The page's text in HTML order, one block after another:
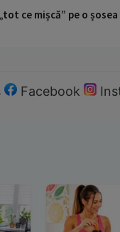
ce mișcă” pe o
Facebook